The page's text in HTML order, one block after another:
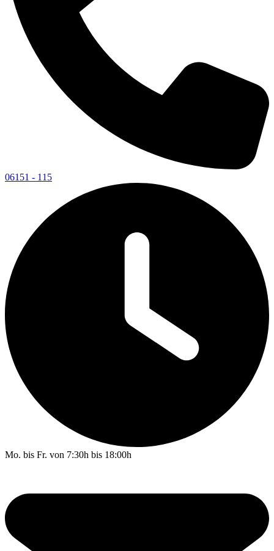
06151 - 115
Mo. bis Fr. von 7:30h bis 18:00h